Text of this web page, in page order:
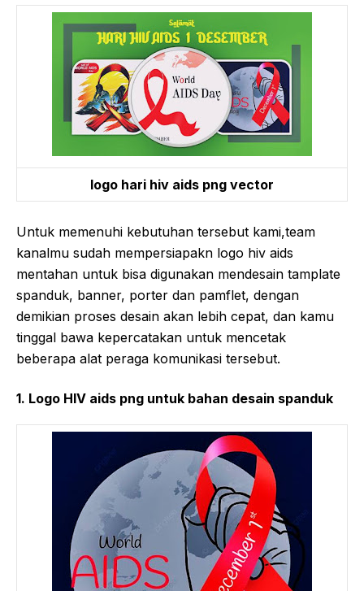
logo hari hiv aids png vector
Untuk memenuhi kebutuhan tersebut kami,team
kanalmu sudah mempersiapakn logo hiv aids
mentahan untuk bisa digunakan mendesain tamplate
spanduk, banner, porter dan pamflet, dengan
demikian proses desain akan lebih cepat, dan kamu
tinggal bawa kepercatakan untuk mencetak
beberapa alat peraga komunikasi tersebut.
1. Logo HIV aids png untuk bahan desain spanduk